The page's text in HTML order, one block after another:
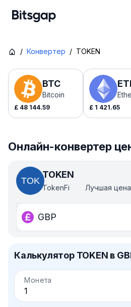
/ Конвертер / TOKEN
BTC
Bitcoin
£ 48 144.59 £ 1 421.65
Онлайн-конвертер
TOKEN
TokenFi Лучшая
GBP
Калькулятор TOKEN в
Монета